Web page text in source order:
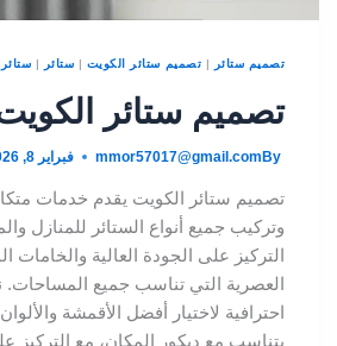
تصميم ستائر|تصميم ستائر الكويت|ستائر|ستائر
تصميم ستائر الكويت
mmor57017@gmail.com فبراير 8, 2026
تصميم ستائر الكويت يقدم خدمات
وتركيب جميع أنواع الستائر للمنازل
التركيز على الجودة العالية والخامات
العصرية التي تناسب جميع المساحات.
احترافية لاختيار أفضل الأقمشة والألوان
يتناسب مع ديكور المكان، مع التركيز على